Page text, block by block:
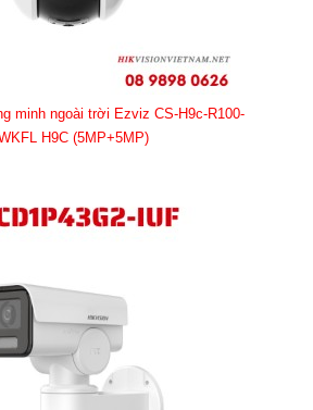
minh ngoài trời Ezviz CS-H9c-R100-
H9C (5MP+5MP)